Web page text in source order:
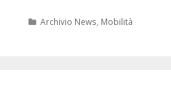
Categorie
Archivio News, Mobilità